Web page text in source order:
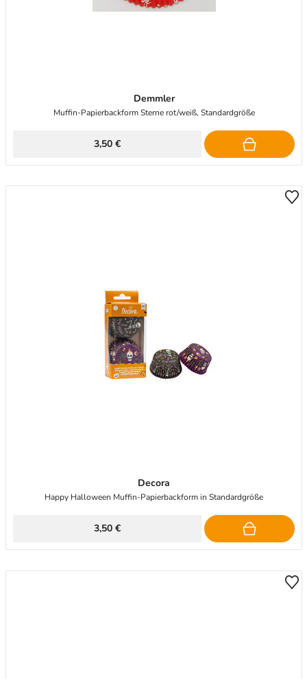
Demmler
Muffin-Papierbackform Sterne rot/weiß, Standardgröße
3,50 €
Decora
Happy Halloween Muffin-Papierbackform in Standardgröße
3,50 €